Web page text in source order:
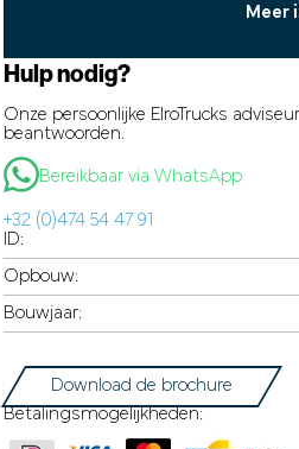
Meer
Hulp nodig?
Onze persoonlijke ElroTrucks
beantwoorden.
Bereikbaar via WhatsApp
+32 (0)474 54 47 91
ID:
Opbouw:
Bouwjaar:
Download de brochure
Betalingsmogelijkheden: